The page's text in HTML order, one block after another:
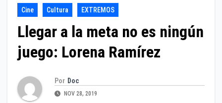
Cine Cultura EXTREMOS
Llegar a la meta no es ningún
juego: Lorena Ramírez
Por Doc
NOV 28, 2019